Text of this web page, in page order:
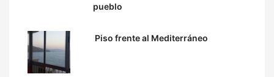
pueblo
Piso frente al Mediterráneo